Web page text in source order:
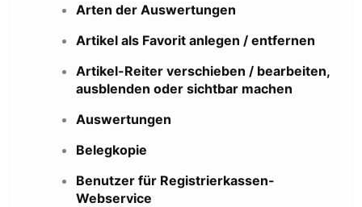
Arten der Auswertungen
Artikel als Favorit anlegen / entfernen
Artikel-Reiter verschieben / bearbeiten,
ausblenden oder sichtbar machen
Auswertungen
Belegkopie
Benutzer für Registrierkassen-
Webservice